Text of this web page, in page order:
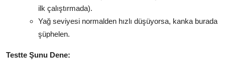
ilk çalıştırmada).
Yağ seviyesi normalden hızlı düşüyorsa, kanka burada
şüphelen.
Testte Şunu Dene: